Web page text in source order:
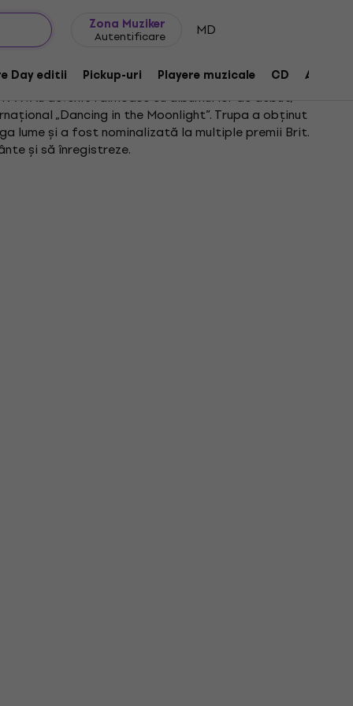
Zona Muziker
Autentificare MD
Day editii Pickup-uri Playere muzicale CD
Au devenit faimoase cu albumul lor de debut,
„Dancing in the Moonlight”. Trupa a obținut
lume și a fost nominalizată la multiple premii Brit.
și să înregistreze.